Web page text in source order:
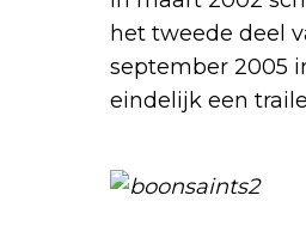
het tweede deel
september 2005
eindelijk een